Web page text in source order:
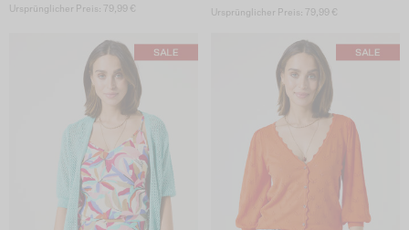
Ursprünglicher Preis: 79,99 € Ursprünglicher Preis: 79,99 €